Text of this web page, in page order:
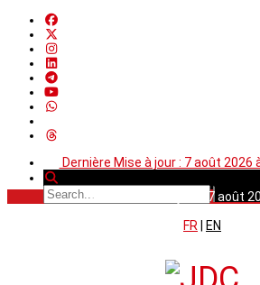
Dernière Mise à jour : 7 août 2026
Dernière Mise à jour : 7 août
FR
EN